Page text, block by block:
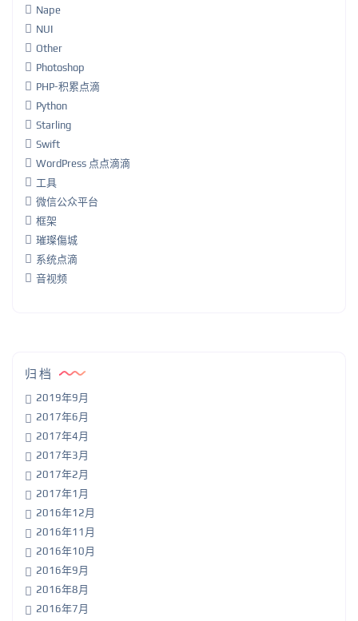
Nape
NUI
Other
Photoshop
PHP-积累点滴
Python
Starling
Swift
WordPress 点点滴滴
工具
微信公众平台
框架
璀璨傷城
系统点滴
音视频
归档
2019年9月
2017年6月
2017年4月
2017年3月
2017年2月
2017年1月
2016年12月
2016年11月
2016年10月
2016年9月
2016年8月
2016年7月